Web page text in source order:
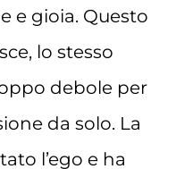
e gioia. Questo
lo stesso
debole per
da solo. La
l’ego e ha